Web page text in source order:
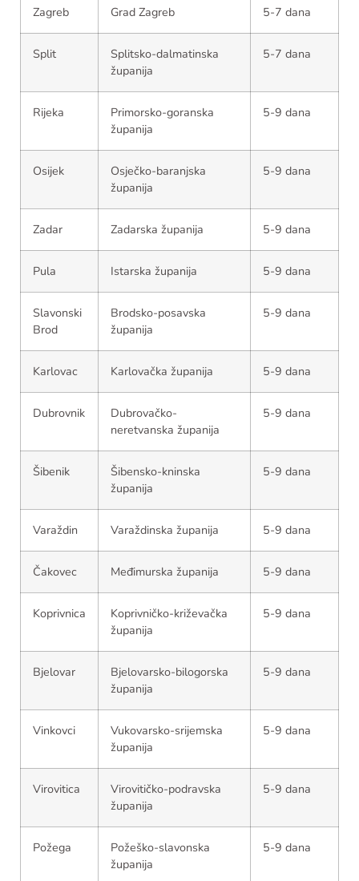
Zagreb Grad Zagreb 5-7 dana
Split
Splitsko-dalmatinska
županija
5-7 dana
Rijeka
Primorsko-goranska
županija
5-9 dana
Osijek
Osječko-baranjska
županija
5-9 dana
Zadar Zadarska županija 5-9 dana
Pula Istarska županija 5-9 dana
Slavonski
Brod
Brodsko-posavska
županija
5-9 dana
Karlovac Karlovačka županija 5-9 dana
Dubrovnik
Dubrovačko-
neretvanska županija
5-9 dana
Šibenik
Šibensko-kninska
županija
5-9 dana
Varaždin Varaždinska županija 5-9 dana
Čakovec Međimurska županija 5-9 dana
Koprivnica
Koprivničko-križevačka
županija
5-9 dana
Bjelovar
Bjelovarsko-bilogorska
županija
5-9 dana
Vinkovci
Vukovarsko-srijemska
županija
5-9 dana
Virovitica
Virovitičko-podravska
županija
5-9 dana
Požega
Požeško-slavonska
županija
5-9 dana